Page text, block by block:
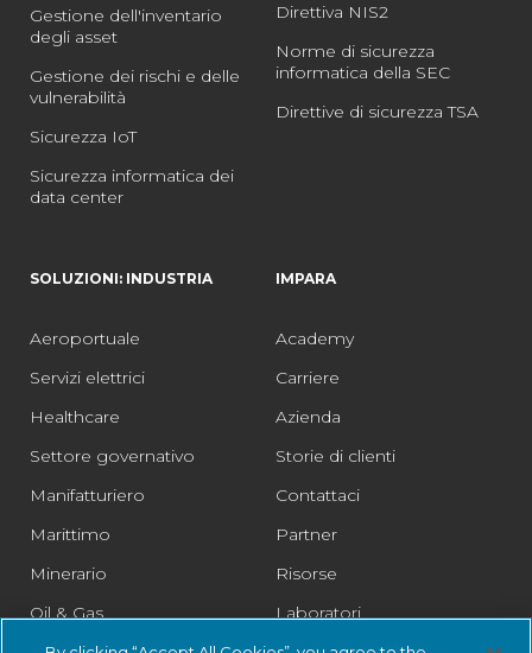
Gestione dell'inventario
degli asset
Gestione dei rischi e delle
vulnerabilità
Sicurezza IoT
Sicurezza informatica dei
data center
Direttiva NIS2
Norme di sicurezza
informatica della SEC
Direttive di sicurezza TSA
SOLUZIONI: INDUSTRIA
Aeroportuale
Servizi elettrici
Healthcare
Settore governativo
Manifatturiero
Marittimo
Minerario
Oil & Gas
IMPARA
Academy
Carriere
Azienda
Storie di clienti
Contattaci
Partner
Risorse
Laboratori